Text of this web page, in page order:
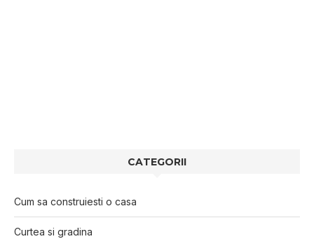
CATEGORII
Cum sa construiesti o casa
Curtea si gradina